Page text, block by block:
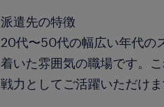
派遣先の特徴
20代〜50代の幅広い年代の
着いた雰囲気の職場です。
戦力としてご活躍いただけま